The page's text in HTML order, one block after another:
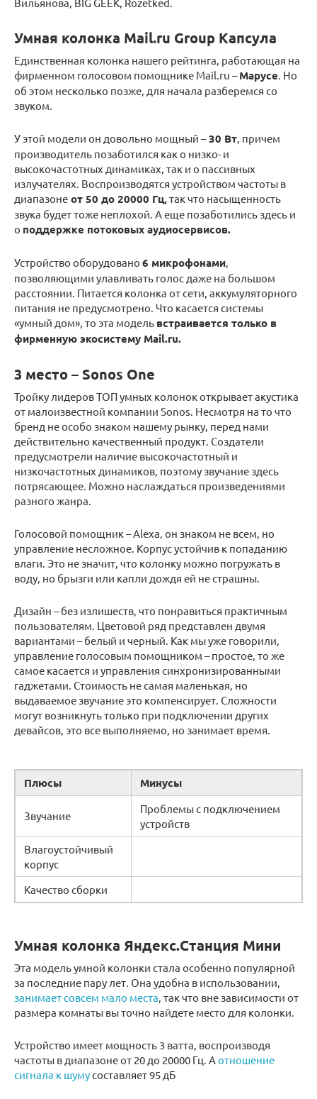
Умная колонка Mail.ru Group Капсула
Единственная колонка нашего рейтинга, работающая на
фирменном голосовом помощнике Mail.ru –Марусе . Но
об этом несколько позже, для начала разберемся со
звуком.
У этой модели он довольно мощный –30 Вт , причем
производитель позаботился как о низко- и
высокочастотных динамиках, так и о пассивных
излучателях. Воспроизводятся устройством частоты в
диапазоне от 50 до 20000 Гц,так что насыщенность
звука будет тоже неплохой. А еще позаботились здесь и
о поддержке потоковых аудиосервисов.
Устройство оборудовано 6 микрофонами
позволяющими улавливать голос даже на большом
расстоянии. Питается колонка от сети, аккумуляторного
питания не предусмотрено. Что касается системы
«умный дом», то эта модель встраивается только в
фирменную экосистему Mail.ru.
3 место – Sonos One
Тройку лидеров ТОП умных колонок открывает акустика
от малоизвестной компании Sonos. Несмотря на то что
бренд не особо знаком нашему рынку, перед нами
действительно качественный продукт. Создатели
предусмотрели наличие высокочастотный и
низкочастотных динамиков, поэтому звучание здесь
потрясающее. Можно наслаждаться произведениями
разного жанра.
Голосовой помощник – Alexa, он знаком не всем, но
управление несложное. Корпус устойчив к попаданию
влаги. Это не значит, что колонку можно погружать в
воду, но брызги или капли дождя ей не страшны.
Дизайн – без излишеств, что понравиться практичным
пользователям. Цветовой ряд представлен двумя
вариантами – белый и черный. Как мы уже говорили,
управление голосовым помощником – простое, то же
самое касается и управления синхронизированными
гаджетами. Стоимость не самая маленькая, но
выдаваемое звучание это компенсирует. Сложности
могут возникнуть только при подключении других
девайсов, это все выполняемо, но занимает время.
Плюсы Минусы
Звучание
Проблемы с подключением
устройств
Влагоустойчивый
корпус
Качество сборки
Умная колонка Яндекс.Станция Мини
Эта модель умной колонки стала особенно популярной
за последние пару лет. Она удобна в использовании,
занимает совсем мало места , так что вне зависимости от
размера комнаты вы точно найдете место для колонки.
Устройство имеет мощность 3 ватта, воспроизводя
частоты в диапазоне от 20 до 20000 Гц. А отношение
сигнала к шумусоставляет 95 дБ